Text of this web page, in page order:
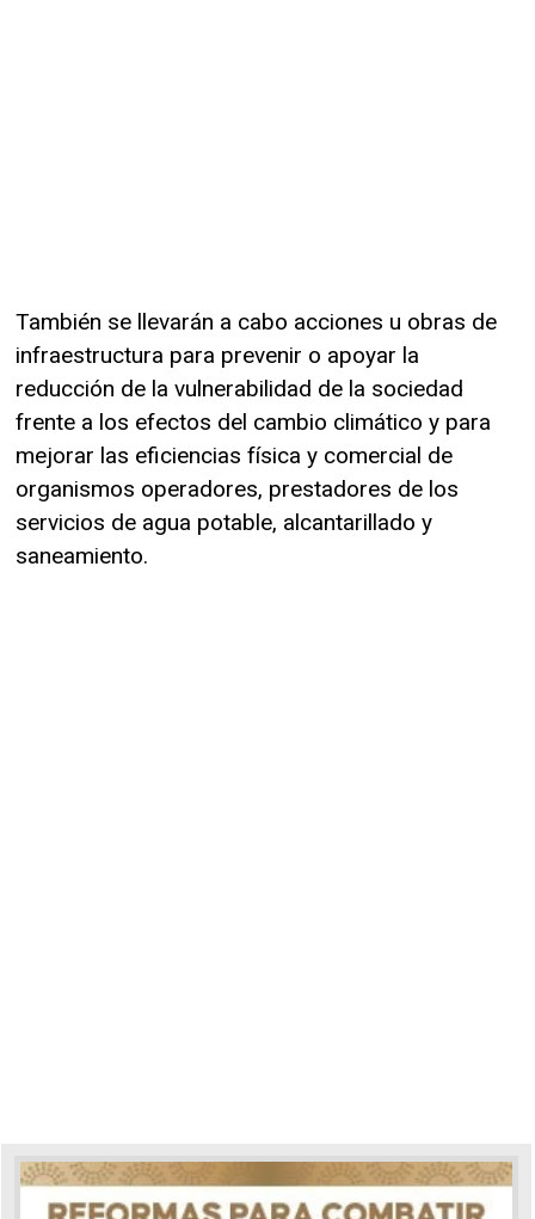
También se llevarán a cabo acciones u obras de
infraestructura para prevenir o apoyar la
reducción de la vulnerabilidad de la sociedad
frente a los efectos del cambio climático y para
mejorar las eficiencias física y comercial de
organismos operadores, prestadores de los
servicios de agua potable, alcantarillado y
saneamiento.